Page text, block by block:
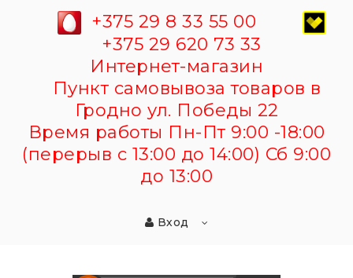
+375 29 8 33 55 00
+375 29 620 73 33
Интернет-магазин
Пункт самовывоза товаров в
Гродно ул. Победы 22
Время работы Пн-Пт 9:00 -18:00
(перерыв с 13:00 до 14:00) Сб 9:00
до 13:00
Вход